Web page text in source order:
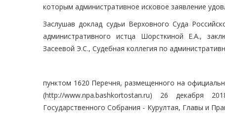
которым административное исковое заявление
Заслушав доклад судьи Верховного Суда
административного истца Шорсткиной Е.А.,
Засеевой Э.С., Судебная коллегия по
пунктом 1620 Перечня, размещенного на
(http://www.npa.bashkortostan.ru) 26 декабря
Государственного Собрания - Курултая, Главы и